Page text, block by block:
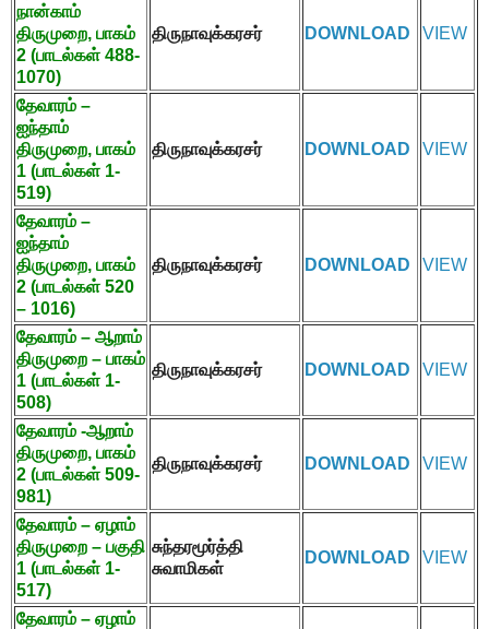
நான்காம்
திருமுறை, பாகம்
2 (பாடல்கள் 488-
1070)
திருநாவுக்கரசர் DOWNLOAD VIEW
தேவாரம் –
ஐந்தாம்
திருமுறை, பாகம்
1 (பாடல்கள் 1-
519)
திருநாவுக்கரசர் DOWNLOAD VIEW
தேவாரம் –
ஐந்தாம்
திருமுறை, பாகம்
2 (பாடல்கள் 520
– 1016)
திருநாவுக்கரசர் DOWNLOAD VIEW
தேவாரம் – ஆறாம்
திருமுறை – பாகம்
1 (பாடல்கள் 1-
508)
திருநாவுக்கரசர் DOWNLOAD VIEW
தேவாரம் -ஆறாம்
திருமுறை, பாகம்
2 (பாடல்கள் 509-
981)
திருநாவுக்கரசர் DOWNLOAD VIEW
தேவாரம் – ஏழாம்
திருமுறை – பகுதி
1 (பாடல்கள் 1-
517)
சுந்தரமூர்த்தி
சுவாமிகள்
DOWNLOAD VIEW
தேவாரம் – ஏழாம்